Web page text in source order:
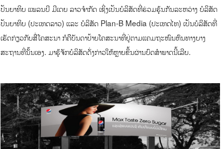
ປັນຍາທິບ ແພລນບີ ມີເດຍ ລາວຈໍາກັດ ເຊິ່ງເປັນບໍລິສັດທີ່ຮ່ວມຮຸ້ນກັນລະຫວ່າງ ບໍລິສັດ
ປັນຍາທິບ (ປະເທດລາວ) ແລະ ບໍລິສັດ Plan-B Media (ປະເທດໄທ) ເປັນບໍລິສັດທີ່
ເຮັດກ່ຽວກັບສື່ໂຄສະນາ ກໍຄືບັນດາປ້າຍໂຄສະນາທີ່ຢູ່ຕາມແຄມຖະໜົນຫົນທາງບາງ
ສະຖານທີ່ນັ້ນເອງ. ມາຮູ້ຈັກບໍລິສັດດັ່ງກ່າວໃຫ້ຫຼາຍຂຶ້ນຜ່ານບົດສໍາພາດນີ້ເລີຍ.